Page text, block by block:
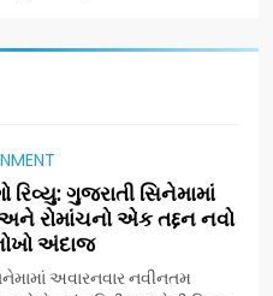
રિવ્યુ: ગુજરાતી સિનેમામાં
રોમાંચનો એક તદ્દન નવો
અંદાજ
અવારનવાર નવીનતમ